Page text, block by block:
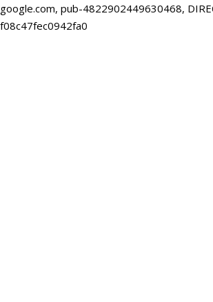
google.com, pub-4822902449630468,
f08c47fec0942fa0